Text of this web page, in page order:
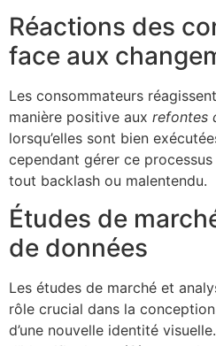
Réactions des
face aux
Les consommateurs
manière positive aux refontes
lorsqu’elles sont bien
cependant gérer ce
tout backlash ou malentendu.
Études de
de données
Les études de marché et
rôle crucial dans la
d’une nouvelle identité